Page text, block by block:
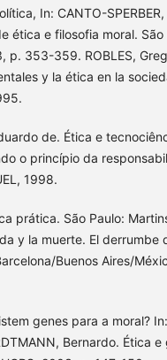
In: CANTO-
ética e filosofia moral. São
p. 353-359. ROBLES,
y la ética en la
de. Ética e
o princípio da
1998.
prática. São Paulo:
y la muerte. El derrumbe
Buenos Aires/
genes para a moral?
Bernardo. Ética